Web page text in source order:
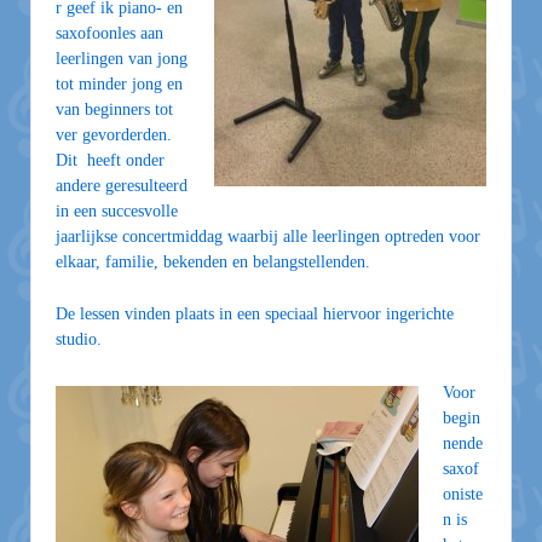
r geef ik piano- en
saxofoonles aan
leerlingen van jong
tot minder jong en
van beginners tot
ver gevorderden.
Dit heeft onder
andere geresulteerd
in een succesvolle
jaarlijkse concertmiddag waarbij alle leerlingen optreden voor
elkaar, familie, bekenden en belangstellenden.
De lessen vinden plaats in een speciaal hiervoor ingerichte
studio.
Voor
begin
nende
saxof
oniste
n is